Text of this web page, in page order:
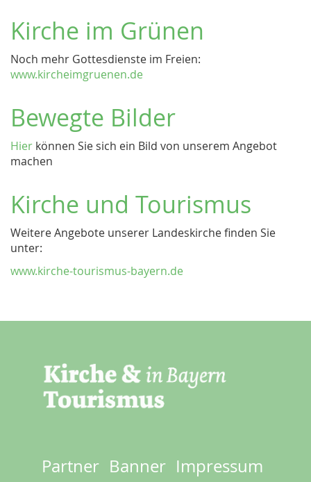
Kirche im Grünen
Noch mehr Gottesdienste im Freien:
www.kircheimgruenen.de
Bewegte Bilder
Hier können Sie sich ein Bild von unserem Angebot
machen
Kirche und Tourismus
Weitere Angebote unserer Landeskirche finden Sie
unter:
www.kirche-tourismus-bayern.de
Footer
Partner Banner Impressum